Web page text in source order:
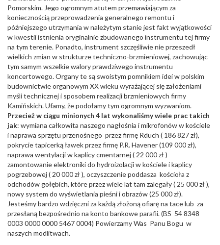
Pomorskim. Jego ogromnym atutem przemawiającym za
koniecznością przeprowadzenia generalnego remontu i
późniejszego utrzymania w należytym stanie jest fakt wyjątkowości
w kwestii istnienia oryginalnie zbudowanego instrumentu tej firmy
na tym terenie. Ponadto, instrument szczęśliwie nie przeszedł
wielkich zmian w strukturze techniczno-brzmieniowej, zachowując
tym samym wszelkie walory prawdziwego instrumentu
koncertowego. Organy te są swoistym pomnikiem idei w polskim
budownictwie organowym XX wieku wyrażającej się założeniami
myśli technicznej i sposobem realizacji brzmieniowych firmy
Kamińskich. Ufamy, że podołamy tym ogromnym wyzwaniom.
Przecież w ciągu minionych 4 lat wykonaliśmy wiele prac takich
jak: wymiana całkowita naszego nagłośnia i mikrofonów w kościele
i naprawa sprzętu przenośnego przez firmę Rduch ( 186 827 zł),
pokrycie tapicerką ławek przez firmę P.R. Havener (109 000 zł),
naprawa wentylacji w kaplicy cmentarnej ( 22 000 zł )
zamontowanie elektroniki do hydroizolacji w kościele i kaplicy
pogrzebowej ( 20 000 zł ), oczyszczenie poddasza kościoła z
odchodów gołębich, które przez wiele lat tam zalegały ( 25 000 zł ),
nowy system do wyświetlania pieśni i obrazów (25 000 zł).
Jesteśmy bardzo wdzięczni za każdą złożoną ofiarę na tace lub za
przesłaną bezpośrednio na konto bankowe parafii. (BS 54 8348
0003 0000 0000 5467 0004) Powierzamy Was Panu Bogu w
naszych modlitwach.